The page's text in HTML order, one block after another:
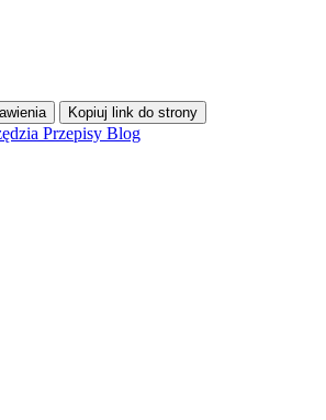
Kopiuj link do strony
Przepisy Blog